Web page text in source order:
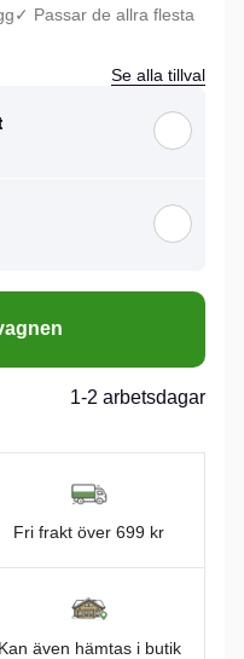
Passar de allra flesta
Se alla tillval
1-2 arbetsdagar
Fri frakt över 699 kr
Kan även hämtas i butik